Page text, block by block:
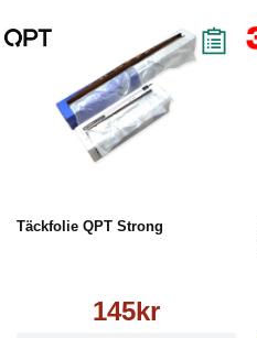
Täckfolie QPT Strong
145kr